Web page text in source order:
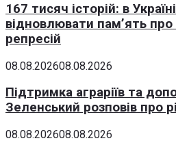
167 тисяч історій: в
відновлювати пам’ять
репресій
08.08.202608.08.2026
Підтримка аграріїв та
Зеленський розповів про
08.08.202608.08.2026